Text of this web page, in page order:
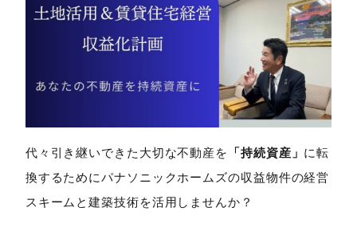
代々引き継いできた大切な不動産を 「持続資産」 に転
換するためにパナソニックホームズの収益物件の経営
スキームと建築技術を活用しませんか？